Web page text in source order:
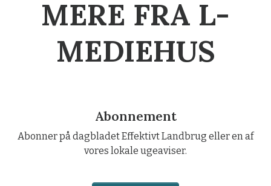
MERE FRA L-
MEDIEHUS
Abonnement
Abonner på dagbladet Effektivt Landbrug eller en af
vores lokale ugeaviser.